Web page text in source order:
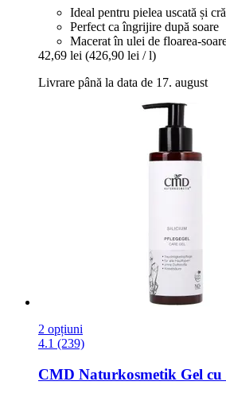
Ideal pentru pielea uscată și
Perfect ca îngrijire după soare
Macerat în ulei de floarea-
42,69 lei (426,90 lei / l)
Livrare până la data de 17. august
2 opțiuni
4.1 (239)
CMD Naturkosmetik Gel